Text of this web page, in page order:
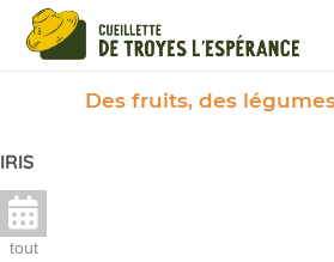
Des fruits, des
IRIS
tout
Panneau de gestion des cookies